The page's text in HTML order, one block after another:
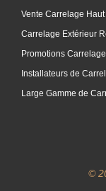
Vente Carrelage
Carrelage Extérieur
Promotions
Installateurs de
Large Gamme de
©